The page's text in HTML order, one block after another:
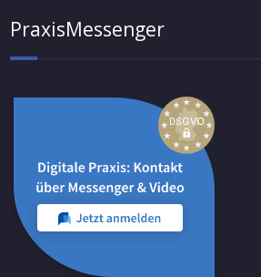
PraxisMessenger